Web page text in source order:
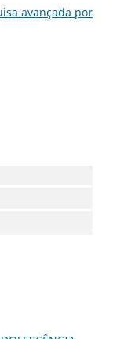
avançada por